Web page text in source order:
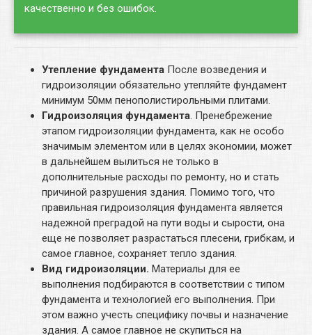
качественно и без ошибок.
Утепление фундамента После возведения и
гидроизоляции обязательно утепляйте фундамент
минимум 50мм пенополистирольными плитами.
Гидроизоляция фундамента. Пренебрежение
этапом гидроизоляции фундамента, как не особо
значимым элементом или в целях экономии, может
в дальнейшем вылиться не только в
дополнительные расходы по ремонту, но и стать
причиной разрушения здания. Помимо того, что
правильная гидроизоляция фундамента является
надежной преградой на пути воды и сырости, она
еще не позволяет разрастаться плесени, грибкам, и
самое главное, сохраняет тепло здания.
Вид гидроизоляции. Материалы для ее
выполнения подбираются в соответствии с типом
фундамента и технологией его выполнения. При
этом важно учесть специфику почвы и назначение
здания. А самое главное не скупиться на